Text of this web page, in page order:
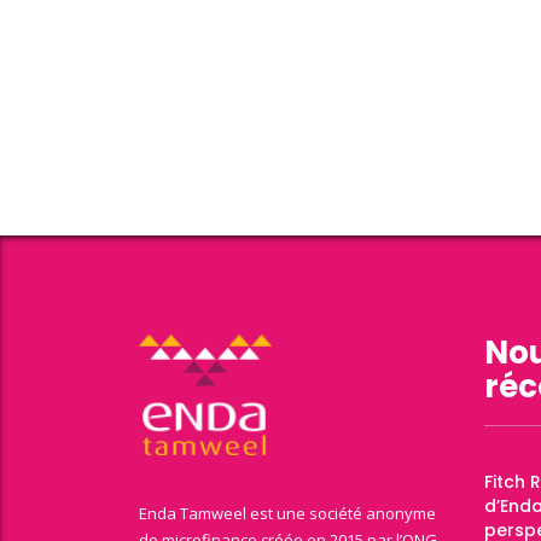
Enda Tamweel est une société anonyme
Fitch